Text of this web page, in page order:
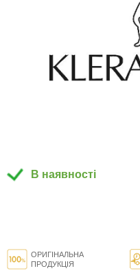
В наявності
ОРИГІНАЛЬНА
ПРОДУКЦІЯ